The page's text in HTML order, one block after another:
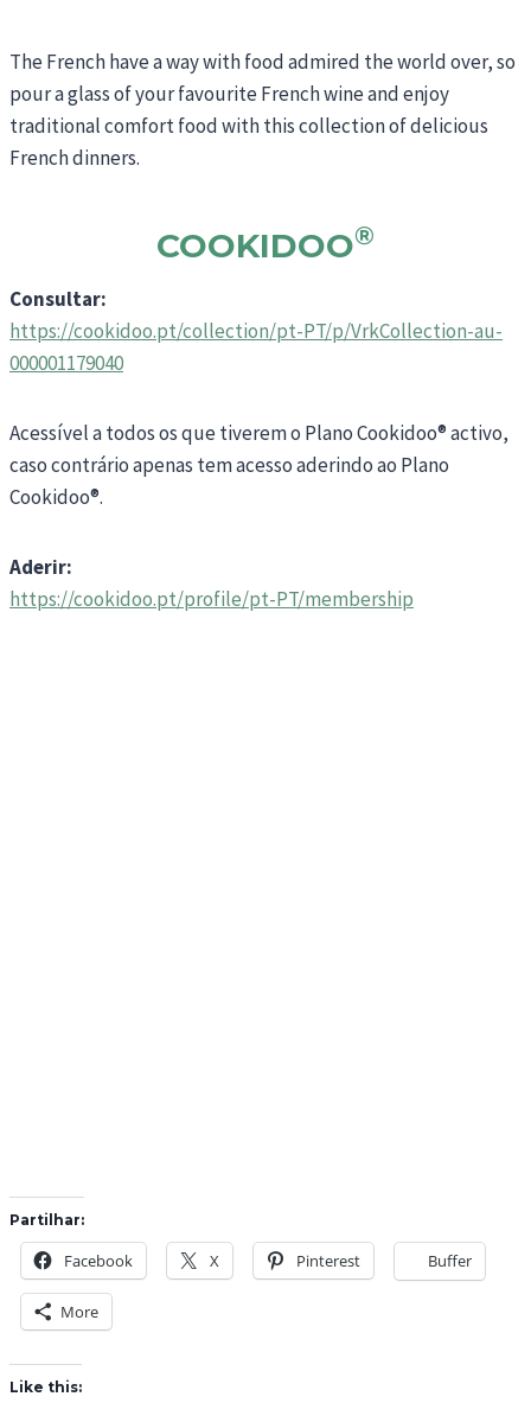
The French have a way with food admired the world over, so
pour a glass of your favourite French wine and enjoy
traditional comfort food with this collection of delicious
French dinners.
COOKIDOO®
Consultar:
https://cookidoo.pt/collection/pt-PT/p/VrkCollection-au-
000001179040
Acessível a todos os que tiverem o Plano Cookidoo® activo,
caso contrário apenas tem acesso aderindo ao Plano
Cookidoo®.
Aderir:
https://cookidoo.pt/profile/pt-PT/membership
Partilhar:
Facebook X Pinterest Buffer
More
Like this: